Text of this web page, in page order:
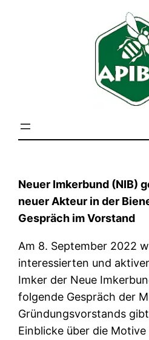
Neuer Imkerbund (NIB)
neuer Akteur in der
Gespräch im Vorstand
Am 8. September 2022
interessierten und
Imker der Neue
folgende Gespräch der
Gründungsvorstands
Einblicke über die